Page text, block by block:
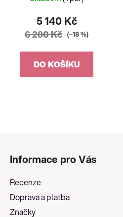
5 140 Kč
6 280 Kč (–18 %)
DO KOŠÍKU
Informace pro Vás
Recenze
Doprava a platba
Značky